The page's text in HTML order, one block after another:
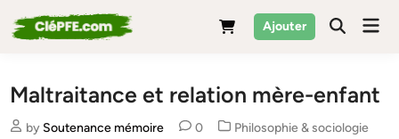
to
Ajouter
Maltraitance et relation mère-enfant
by Soutenance mémoire 0
Posted
Philosophie & sociologie